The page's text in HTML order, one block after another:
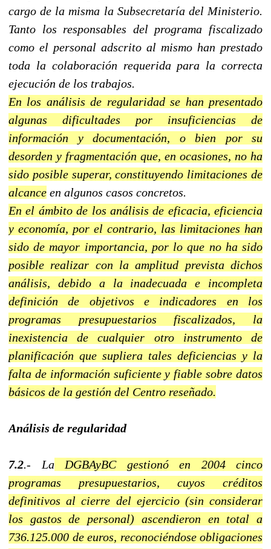
cargo de la misma la Subsecretaría del Ministerio.
Tanto los responsables del programa fiscalizado
como el personal adscrito al mismo han prestado
toda la colaboración requerida para la correcta
ejecución de los trabajos.
En los análisis de regularidad se han presentado
algunas dificultades por insuficiencias de
información y documentación, o bien por su
desorden y fragmentación que, en ocasiones, no ha
sido posible superar, constituyendo limitaciones de
alcance en algunos casos concretos.
En el ámbito de los análisis de eficacia, eficiencia
y economía, por el contrario, las limitaciones han
sido de mayor importancia, por lo que no ha sido
posible realizar con la amplitud prevista dichos
análisis, debido a la inadecuada e incompleta
definición de objetivos e indicadores en los
programas presupuestarios fiscalizados, la
inexistencia de cualquier otro instrumento de
planificación que supliera tales deficiencias y la
falta de información suficiente y fiable sobre datos
básicos de la gestión del Centro reseñado.
Análisis de regularidad
7.2.- LaDGBAyBC gestionó en 2004 cinco
programas presupuestarios, cuyos créditos
definitivos al cierre del ejercicio (sin considerar
los gastos de personal) ascendieron en total a
736.125.000 de euros, reconociéndose obligaciones